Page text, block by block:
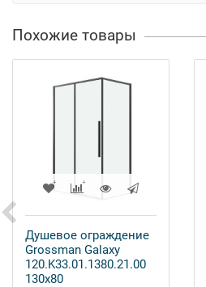
Похожие товары
Душевое ограждение
Grossman Galaxy
120.K33.01.1380.21.00
130x80